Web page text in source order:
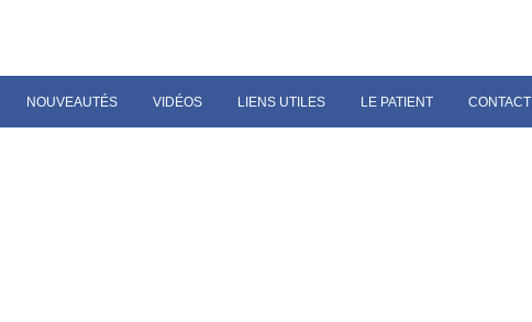
NOUVEAUTÉS VIDÉOS LIENS UTILES LE PATIENT CONTACT